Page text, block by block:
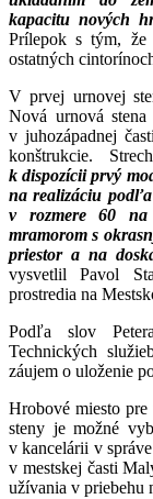
kapacitu nových
Prílepok s tým,
ostatných
V prvej urnovej
Nová urnová
v juhozápadnej
konštrukcie.
k dispozícii prvý
na realizáciu podľa
v rozmere 60 na
mramorom s
priestor a na
vysvetlil Pavol
prostredia na
Podľa slov
Technických
záujem o uloženie
Hrobové miesto
steny je možné
v kancelárii v
v mestskej časti
užívania v priebehu